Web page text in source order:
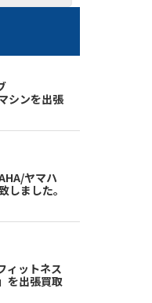
シンを出張
ヤマハ
しました。
ィットネス
を出張買取